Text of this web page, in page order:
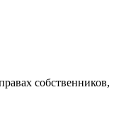
собственников,